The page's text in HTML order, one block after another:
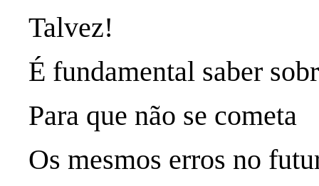
Talvez!
É fundamental saber
Para que não se cometa
Os mesmos erros no